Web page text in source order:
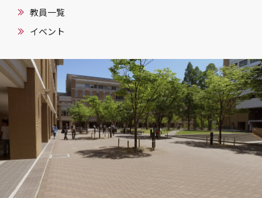
教員一覧
イベント